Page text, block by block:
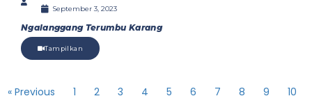
September 3, 2023
Ngalanggang Terumbu Karang
Tampilkan
« Previous 1 2 3 4 5 6 7 8 9
10